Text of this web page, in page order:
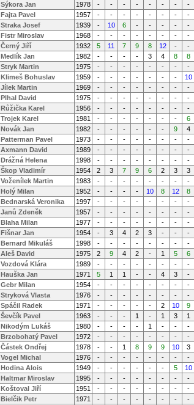
Sýkora Jan 1978 - - - - - - - -
Fajta Pavel 1957 - - - - - - - -
Straka Josef 1939 - 10 6 - - - - -
Fistr Miroslav 1968 - - - - - - - -
Černý Jiří 1932 5 11 7 9 8 12 - -
Medlík Jan 1982 - - - - 3 4 8 8
Stryk Martin 1975 - - - - - - - -
Klimeš Bohuslav 1959 - - - - - - - 10
Jílek Martin 1969 - - - - - - - -
Plhal David 1975 - - - - - - - -
Růžička Karel 1956 - - - - - - - -
Trojek Karel 1981 - - - - - - - 6
Novák Jan 1982 - - - - - - 9 4
Patterman Pavel 1973 - - - - - - - -
Axmann David 1989 - - - - - - - -
Drážná Helena 1998 - - - - - - - -
Škop Vladimír 1954 2 3 7 9 6 2 3 3
Voženílek Martin 1983 - - - - - - - -
Holý Milan 1952 - - - - 10 8 12 8
Bednarská Veronika 1997 - - - - - - - -
Janů Zdeněk 1957 - - - - - - - -
Blaha Milan 1977 - - - - - - - -
Fišnar Jan 1954 - 3 4 2 3 - - -
Bernard Mikuláš 1998 - - - - - - - -
Aleš David 1975 2 9 4 2 - 1 5 6
Vozdová Klára 1989 - - - - - - - -
Hauška Jan 1971 5 1 1 - - 4 3 -
Gebr Milan 1954 - - - - - - - -
Stryková Vlasta 1976 - - - - - - - -
Spáčil Radek 1971 - - - - - 2 10 9
Ševčík Pavel 1963 - - - 1 - 1 3 1
Nikodým Lukáš 1980 - - - - 1 - - -
Brzobohatý Pavel 1972 - - - - - - - -
Částek Ondřej 1978 - - 1 8 9 9 10 3
Vogel Michal 1976 - - - - - - - -
Hodina Alois 1949 - - - - - - 5 10
Haltmar Miroslav 1995 - - - - - - - -
Koštoval Jiří 1951 - - - - - - - -
Bielčik Petr 1971 - - - - - - - -